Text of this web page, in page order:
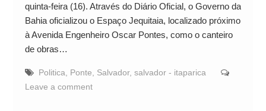
quinta-feira (16). Através do Diário Oficial, o Governo da
Bahia oficializou o Espaço Jequitaia, localizado próximo
à Avenida Engenheiro Oscar Pontes, como o canteiro
de obras…
Politica Ponte Salvador, salvador - itaparica
Leave a comment